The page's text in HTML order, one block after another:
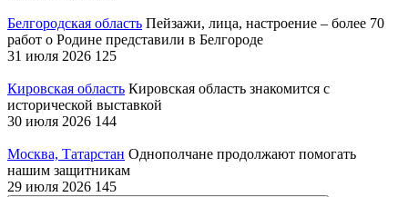
Белгородская область Пейзажи, лица, настроение – более 70
работ о Родине представили в Белгороде
31 июля 2026 125
Кировская область Кировская область знакомится с
исторической выставкой
30 июля 2026 144
Москва, Татарстан Однополчане продолжают помогать
нашим защитникам
29 июля 2026 145